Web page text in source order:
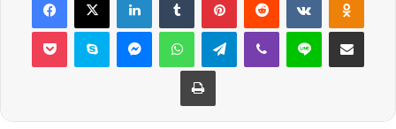
Pocket Skype MessengerWhatsAppTelegramViber Line E-Posta ile
Yazdır